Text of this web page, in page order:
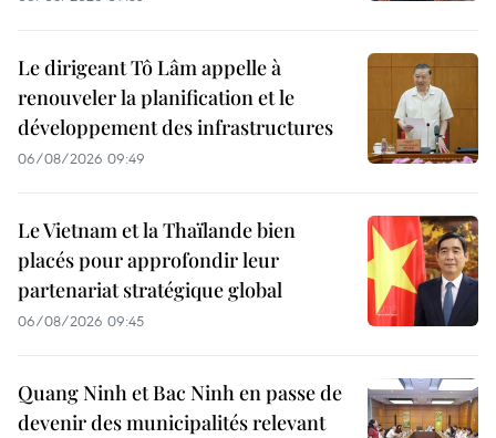
Le dirigeant Tô Lâm appelle à
renouveler la planification et le
développement des infrastructures
06/08/2026 09:49
Le Vietnam et la Thaïlande bien
placés pour approfondir leur
partenariat stratégique global
06/08/2026 09:45
Quang Ninh et Bac Ninh en passe de
devenir des municipalités relevant